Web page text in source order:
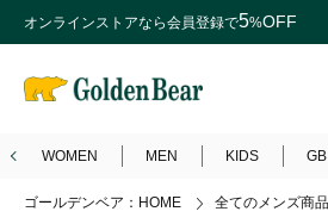
オンラインストアなら会員登録で5%OFF
WOMEN MEN KIDS
ゴールデンベア：HOME 全てのメンズ商品